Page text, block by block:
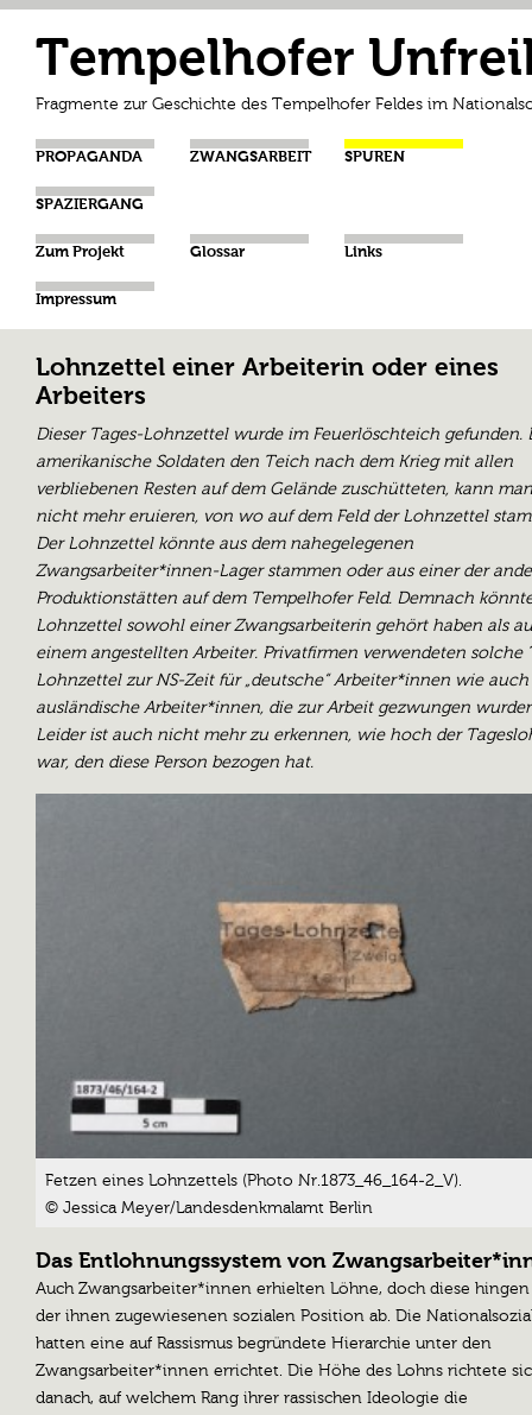
Tempelhofer
Fragmente zur Geschichte des Tempelhofer Feldes im
PROPAGANDA ZWANGSARBEIT SPUREN
SPAZIERGANG
Zum Projekt Glossar Links
Impressum
Lohnzettel einer Arbeiterin oder eines
Arbeiters
Dieser Tages-Lohnzettel wurde im Feuerlöschteich gefunden.
amerikanische Soldaten den Teich nach dem Krieg mit allen
verbliebenen Resten auf dem Gelände zuschütteten, kann
nicht mehr eruieren, von wo auf dem Feld der Lohnzettel
Der Lohnzettel könnte aus dem nahegelegenen
Zwangsarbeiter*innen-Lager stammen oder aus einer der
Produktionstätten auf dem Tempelhofer Feld. Demnach
Lohnzettel sowohl einer Zwangsarbeiterin gehört haben als
einem angestellten Arbeiter. Privatfirmen verwendeten solche
Lohnzettel zur NS-Zeit für „deutsche“ Arbeiter*innen wie auch
ausländische Arbeiter*innen, die zur Arbeit gezwungen
Leider ist auch nicht mehr zu erkennen, wie hoch der
war, den diese Person bezogen hat.
Fetzen eines Lohnzettels (Photo Nr.1873_46_164-2_V).
© Jessica Meyer/Landesdenkmalamt Berlin
Das Entlohnungssystem von
Auch Zwangsarbeiter*innen erhielten Löhne, doch diese
der ihnen zugewiesenen sozialen Position ab. Die
hatten eine auf Rassismus begründete Hierarchie unter den
Zwangsarbeiter*innen errichtet. Die Höhe des Lohns richtete
danach, auf welchem Rang ihrer rassischen Ideologie die